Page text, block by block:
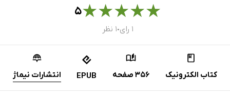
★
★
★
★
★۵
۱ رای ● ۱ نظر
کتاب الکترونیک 356 صفحه EPUB انتشارات نیماژ